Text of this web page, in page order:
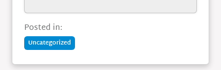
Posted in:
Uncategorized